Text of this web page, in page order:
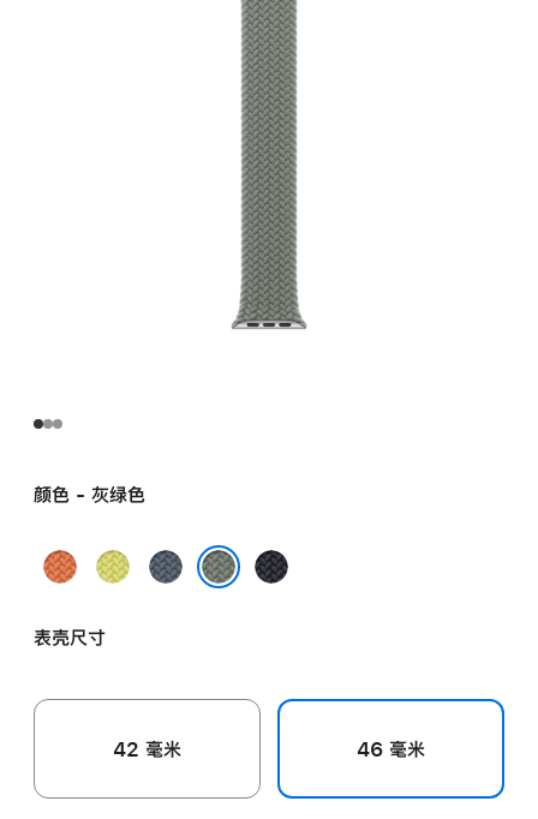
颜色 - 灰绿色
姜
末
霓
黄
铁
午
表壳尺寸
42 毫米 46 毫米